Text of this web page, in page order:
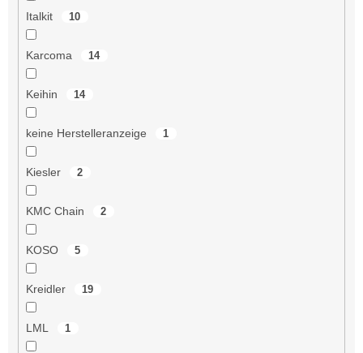
Italkit 10
Karcoma 14
Keihin 14
keine Herstelleranzeige 1
Kiesler 2
KMC Chain 2
KOSO 5
Kreidler 19
LML 1